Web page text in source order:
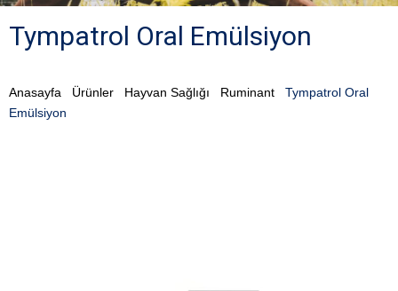
Tympatrol Oral Emülsiyon
Anasayfa Ürünler Hayvan Sağlığı Ruminant
Tympatrol Oral
Emülsiyon